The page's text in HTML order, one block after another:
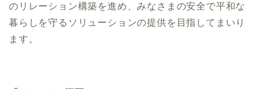
のリレーション構築を進め、みなさまの安全で平和な
暮らしを守るソリューションの提供を目指してまいり
ます。